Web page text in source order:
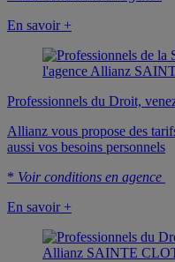
En savoir +
Professionnels du Droit,
Allianz vous propose des
aussi vos besoins personnels
* Voir conditions en agence
En savoir +